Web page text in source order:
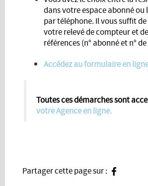
dans votre espace abonné
par téléphone. Il vous suffit
votre relevé de compteur et
références (n° abonné et n°
Accédez au formulaire en
Toutes ces démarches sont
votre Agence en ligne.
Partager cette page sur :